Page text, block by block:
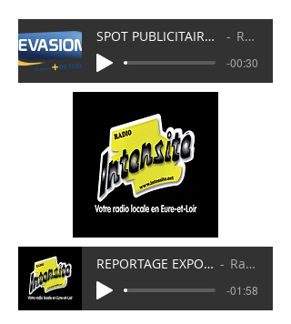
SPOT PUBLICITAIRE EXPOSITION JOSEPHINE BAKER 2023 Radio Evasion
-00:30
REPORTAGE EXPOSITION JOSEPHINE BAKER 2023 Radio Intensité
-01:58